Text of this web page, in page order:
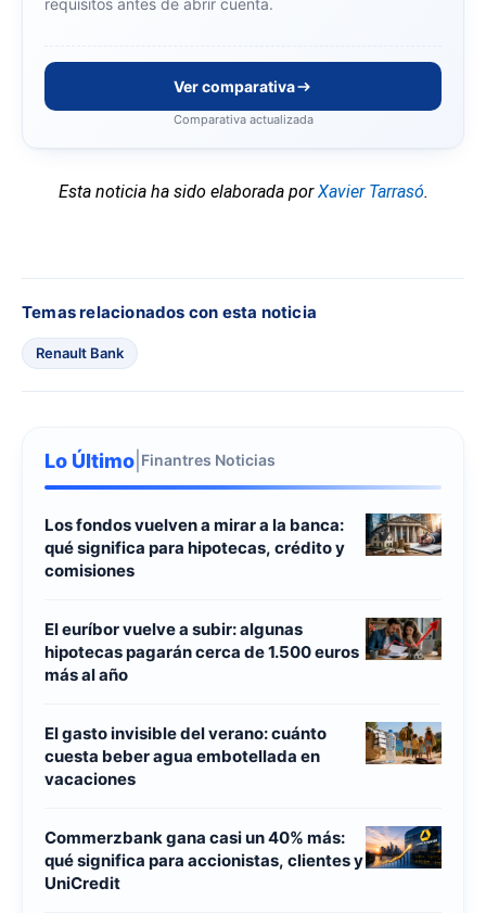
requisitos antes de abrir cuenta.
Ver comparativa
Comparativa actualizada
Esta noticia ha sido elaborada porXavier Tarrasó.
Temas relacionados con esta noticia
Renault Bank
Lo Último Finantres Noticias
Los fondos vuelven a mirar a la banca:
qué significa para hipotecas, crédito y
comisiones
El euríbor vuelve a subir: algunas
hipotecas pagarán cerca de 1.500 euros
más al año
El gasto invisible del verano: cuánto
cuesta beber agua embotellada en
vacaciones
Commerzbank gana casi un 40% más:
qué significa para accionistas, clientes y
UniCredit